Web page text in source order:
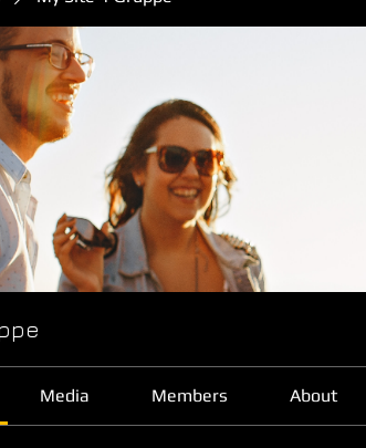
Media Members About